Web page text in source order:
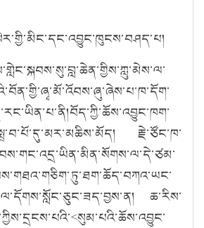
་མིང་དང་འབྱུང་ཁུངས་བཤད་པ།
བོད་ཀྱི་ཆོས་འབྱུང་ཁག་
རྗེ་ཙོང་ཁ་
ཆ་རིས་
<སུམ་པའི་ཆོས་འབྱུང་